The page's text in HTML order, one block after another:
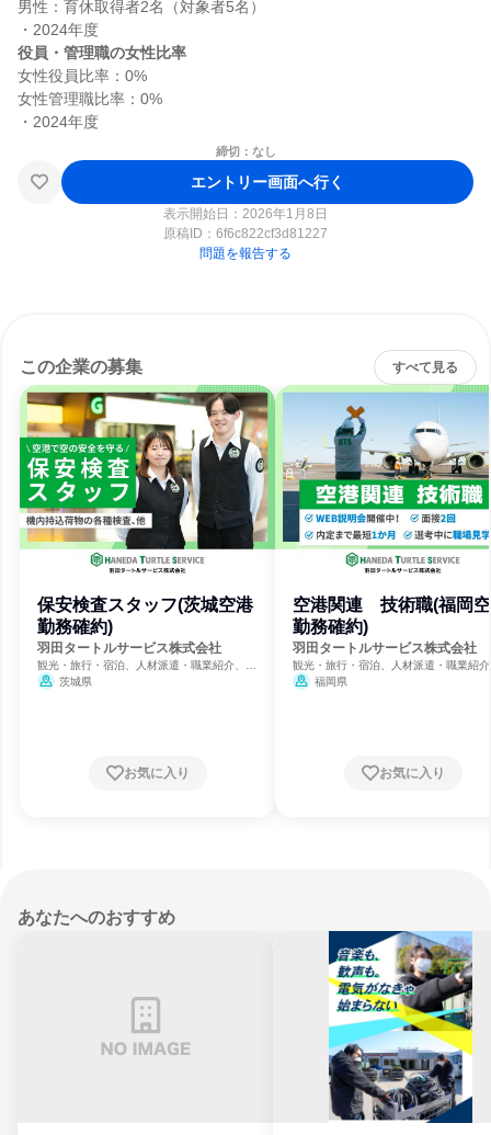
男性：育休取得者2名（対象者5名）
役員・管理職の女性比率
女性役員比率：0%
女性管理職比率：0%
締切：なし
エントリー画面へ行く
表示開始日：2026年1月8日
原稿ID： 6f6c822cf3d81227
問題を報告する
この企業の募集 すべて見る
保安検査スタッフ(茨城空港
勤務確約)
羽田タートルサービス株式会社
観光・旅行・宿泊、人材派遣・職業紹介、航
空運輸・空港運営
茨城県
お気に入り
空港関連 技術職(福岡
勤務確約)
羽田タートルサービス株式会社
観光・旅行・宿泊、人材派遣・職業紹
空運輸・空港運営
福岡県
お気に入り
あなたへのおすすめ